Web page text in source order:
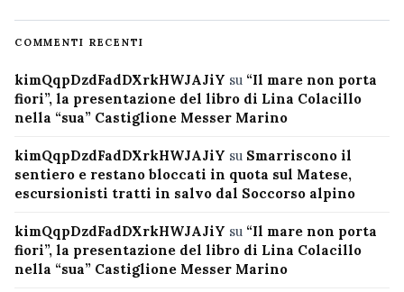
COMMENTI RECENTI
kimQqpDzdFadDXrkHWJAJiY su “Il mare non porta
fiori”, la presentazione del libro di Lina Colacillo
nella “sua” Castiglione Messer Marino
kimQqpDzdFadDXrkHWJAJiY su Smarriscono il
sentiero e restano bloccati in quota sul Matese,
escursionisti tratti in salvo dal Soccorso alpino
kimQqpDzdFadDXrkHWJAJiY su “Il mare non porta
fiori”, la presentazione del libro di Lina Colacillo
nella “sua” Castiglione Messer Marino